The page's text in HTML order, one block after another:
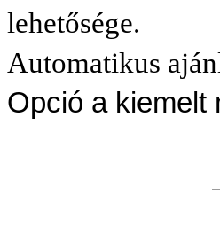
lehetősége.
Automatikus
Opció a kiemelt